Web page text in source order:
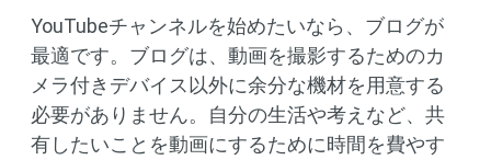
YouTubeチャンネルを始めたいなら、ブログが
最適です。ブログは、動画を撮影するためのカ
メラ付きデバイス以外に余分な機材を用意する
必要がありません。自分の生活や考えなど、共
有したいことを動画にするために時間を費やす